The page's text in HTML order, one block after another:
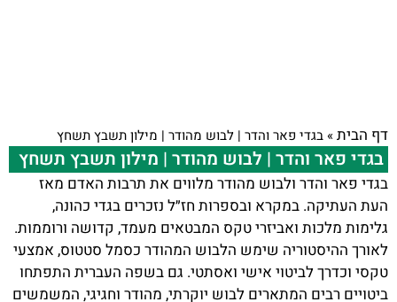
דף הבית» בגדי פאר והדר | לבוש מהודר | מילון תשבץ תשחץ
בגדי פאר והדר | לבוש מהודר | מילון תשבץ תשחץ
בגדי פאר והדר ולבוש מהודר מלווים את תרבות האדם מאז
העת העתיקה. במקרא ובספרות חז״ל נזכרים בגדי כהונה,
גלימות מלכות ואביזרי טקס המבטאים מעמד, קדושה ורוממות.
לאורך ההיסטוריה שימש הלבוש המהודר כסמל סטטוס, אמצעי
טקסי וכדרך לביטוי אישי ואסתטי. גם בשפה העברית התפתחו
ביטויים רבים המתארים לבוש יוקרתי, מהודר וחגיגי, המשמשים